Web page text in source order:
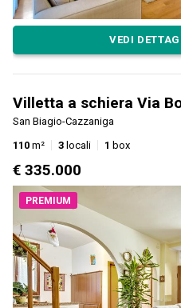
VEDI
Villetta a schiera Via
San Biagio-Cazzaniga
110 m² 3 locali 1 box
€ 335.000
PREMIUM